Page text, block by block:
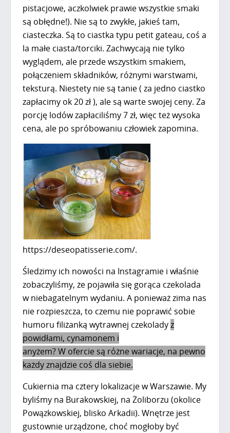
pistacjowe, aczkolwiek prawie wszystkie smaki
są obłędne!). Nie są to zwykłe, jakieś tam,
ciasteczka. Są to ciastka typu petit gateau, coś a
la małe ciasta/torciki. Zachwycają nie tylko
wyglądem, ale przede wszystkim smakiem,
połączeniem składników, różnymi warstwami,
teksturą. Niestety nie są tanie ( za jedno ciastko
zapłacimy ok 20 zł ), ale są warte swojej ceny. Za
porcję lodów zapłaciliśmy 7 zł, więc też wysoka
cena, ale po spróbowaniu człowiek zapomina.
https://deseopatisserie.com/.
Śledzimy ich nowości na Instagramie i właśnie
zobaczyliśmy, że pojawiła się gorąca czekolada
w niebagatelnym wydaniu. A ponieważ zima nas
nie rozpieszcza, to czemu nie poprawić sobie
humoru filiżanką wytrawnej czekoladyz
powidłami, cynamonem i
anyżem? W ofercie są różne wariacje, na pewno
każdy znajdzie coś dla siebie.
Cukiernia ma cztery lokalizacje w Warszawie. My
byliśmy na Burakowskiej, na Żoliborzu (okolice
Powązkowskiej, blisko Arkadii). Wnętrze jest
gustownie urządzone, choć mogłoby być